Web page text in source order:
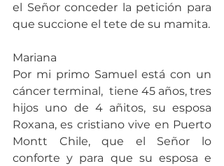
el Señor conceder la petición para
que succione el tete de su mamita.
Mariana
Por mi primo Samuel está con un
cáncer terminal,  tiene 45 años, tres
hijos uno de 4 añitos, su esposa
Roxana, es cristiano vive en Puerto
Montt Chile, que el Señor lo
conforte y para que su esposa e